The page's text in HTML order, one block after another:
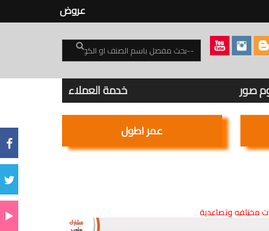
عروض
صور خدمة العملاء
عمر اطول
مختلفه وتصاعدية